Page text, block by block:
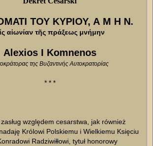
ΤΟΥ ΚΥΡΙΟΥ, Α Μ Η Ν.
αἰωνίαν τῆς πράξεως μνήμην
Alexios I Komnenos
της Βυζαντινής Αυτοκρατορίας
* * *
względem cesarstwa, jak również
Królowi Polskiemu i Wielkiemu Księciu
Radziwiłłowi, tytuł honorowy